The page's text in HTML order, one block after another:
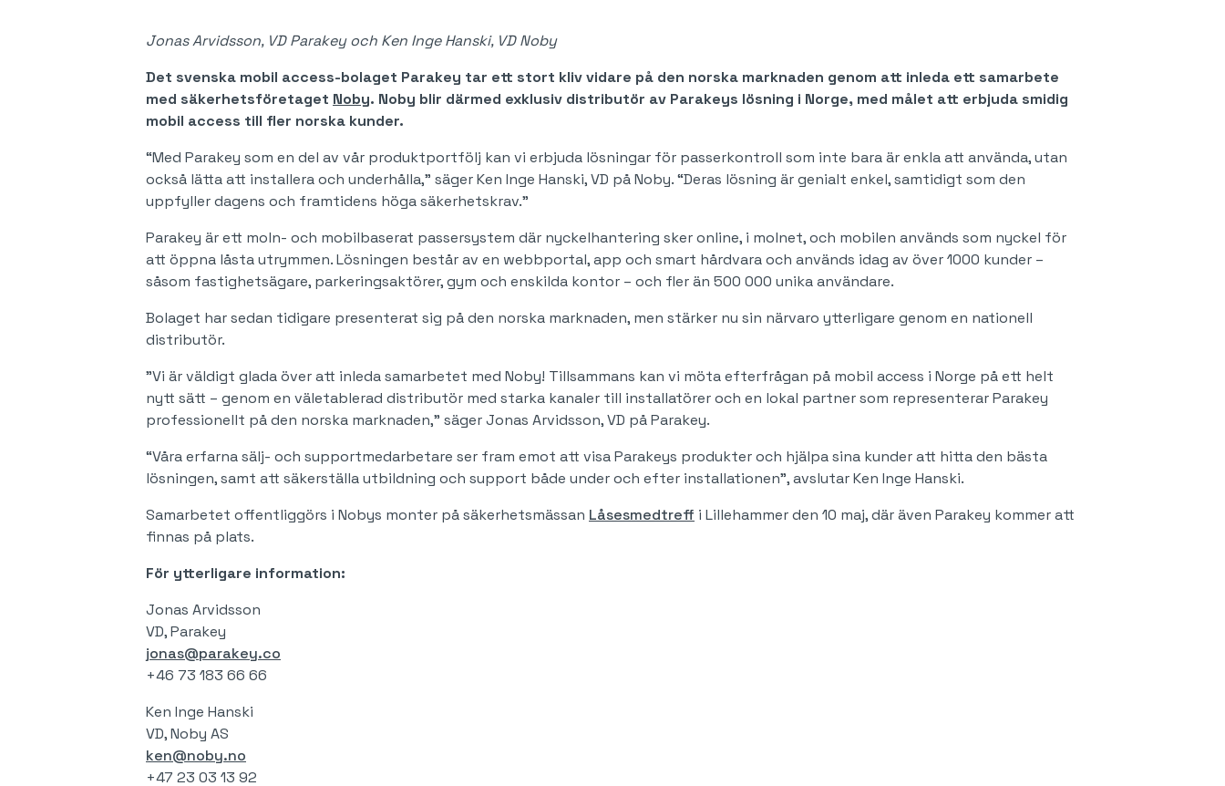
Jonas Arvidsson, VD Parakey och Ken Inge Hanski, VD Noby
Det svenska mobil access-bolaget Parakey tar ett stort kliv vidare på den norska marknaden genom att inleda ett samarbete
med säkerhetsföretaget Noby. Noby blir därmed exklusiv distributör av Parakeys lösning i Norge, med målet att erbjuda smidig
mobil access till fler norska kunder.
“Med Parakey som en del av vår produktportfölj kan vi erbjuda lösningar för passerkontroll som inte bara är enkla att använda, utan
också lätta att installera och underhålla," säger Ken Inge Hanski, VD på Noby. “Deras lösning är genialt enkel, samtidigt som den
uppfyller dagens och framtidens höga säkerhetskrav.”
Parakey är ett moln- och mobilbaserat passersystem där nyckelhantering sker online, i molnet, och mobilen används som nyckel för
att öppna låsta utrymmen. Lösningen består av en webbportal, app och smart hårdvara och används idag av över 1000 kunder –
såsom fastighetsägare, parkeringsaktörer, gym och enskilda kontor – och fler än 500 000 unika användare.
Bolaget har sedan tidigare presenterat sig på den norska marknaden, men stärker nu sin närvaro ytterligare genom en nationell
distributör.
"Vi är väldigt glada över att inleda samarbetet med Noby! Tillsammans kan vi möta efterfrågan på mobil access i Norge på ett helt
nytt sätt – genom en väletablerad distributör med starka kanaler till installatörer och en lokal partner som representerar Parakey
professionellt på den norska marknaden," säger Jonas Arvidsson, VD på Parakey.
“Våra erfarna sälj- och supportmedarbetare ser fram emot att visa Parakeys produkter och hjälpa sina kunder att hitta den bästa
lösningen, samt att säkerställa utbildning och support både under och efter installationen”, avslutar Ken Inge Hanski.
Samarbetet offentliggörs i Nobys monter på säkerhetsmässan Låsesmedtreff i Lillehammer den 10 maj, där även Parakey kommer att
finnas på plats.
För ytterligare information:
Jonas Arvidsson
VD, Parakey
jonas@parakey.co
+46 73 183 66 66
Ken Inge Hanski
VD, Noby AS
ken@noby.no
+47 23 03 13 92